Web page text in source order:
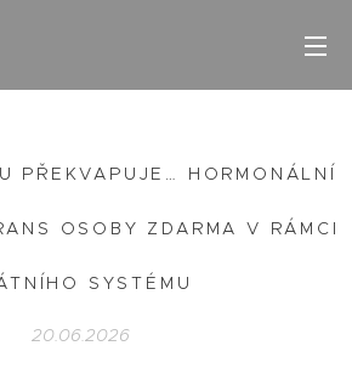
PŘEKVAPUJE… HORMONÁLNÍ
OSOBY ZDARMA V RÁMCI
SYSTÉMU
20.06.2026